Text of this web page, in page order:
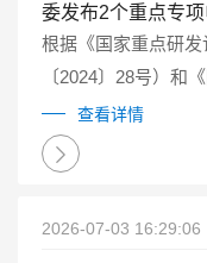
委发布2个重点专
根据《国家重点研
〔2024〕28号）和
点研发计划重点专项
计〔2025〕1号）有
查看详情
2026-07-03 16:29:06